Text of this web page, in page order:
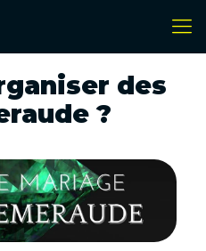
des
?